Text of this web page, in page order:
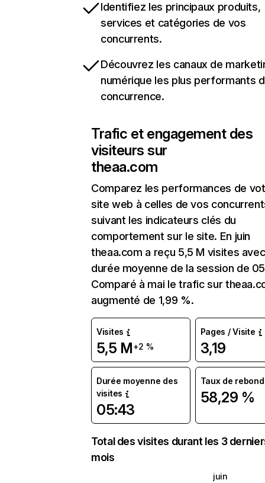
Identifiez les principaux produits,
services et catégories de vos
concurrents.
Découvrez les canaux de
numérique les plus performants
concurrence.
Trafic et engagement des
visiteurs sur
theaa.com
Comparez les performances de
site web à celles de vos
suivant les indicateurs clés du
comportement sur le site. En juin
theaa.com a reçu 5,5 M visites
durée moyenne de la session de
Comparé à mai le trafic sur
augmenté de 1,99 %.
Visites
5,5 M+2 %
Pages / Visite
3,19
Durée moyenne des
visites
05:43
Taux de rebond
58,29 %
Total des visites durant les 3
mois
juin